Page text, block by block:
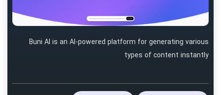
Buni AI is an AI-powered platform for generating various
types of content instantly